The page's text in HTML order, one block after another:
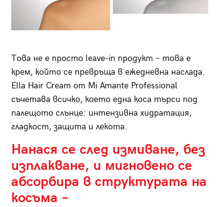
Това не е просто leave-in продукт – това е
крем, който се превръща в ежедневна наслада.
Ella Hair Cream от Mi Amante Professional
съчетава всичко, което една коса търси под
палещото слънце: интензивна хидратация,
гладкост, защита и лекота.
Нанася се след измиване, без
изплакване, и мигновено се
абсорбира в структурата на
косъма –